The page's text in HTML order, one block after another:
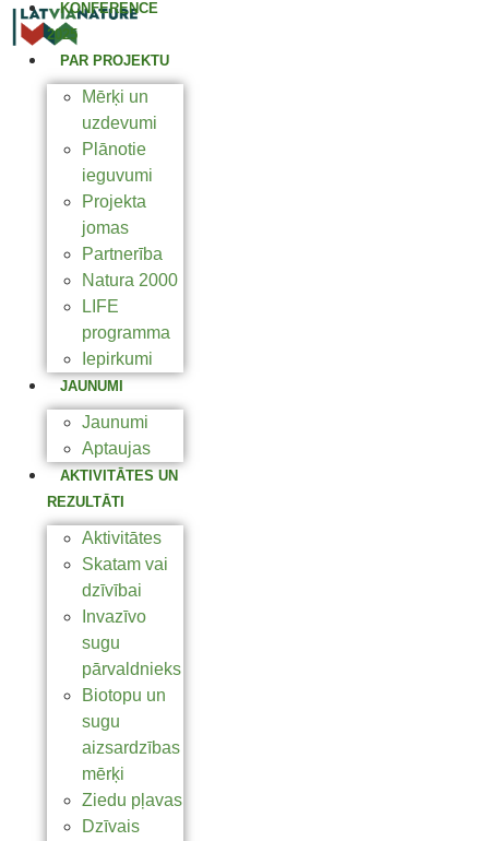
KONFERENCE
2025
PAR PROJEKTU
Mērķi un
uzdevumi
Plānotie
ieguvumi
Projekta
jomas
Partnerība
Natura 2000
LIFE
programma
Iepirkumi
JAUNUMI
Jaunumi
Aptaujas
AKTIVITĀTES UN
REZULTĀTI
Aktivitātes
Skatam vai
dzīvībai
Invazīvo
sugu
pārvaldnieks
Biotopu un
sugu
aizsardzības
mērķi
Ziedu pļavas
Dzīvais